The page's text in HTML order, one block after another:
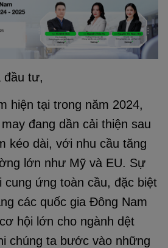
đầu tư,
hiện tại trong năm 2024,
đang dần cải thiện sau
kéo dài, với nhu cầu tăng
lớn như Mỹ và EU. Sự
cung ứng toàn cầu, đặc biệt
các quốc gia Đông Nam
hội lớn cho ngành dệt
chúng ta bước vào những